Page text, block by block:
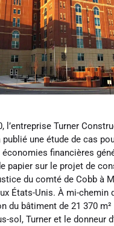
l’entreprise Turner
publié une étude de cas
économies financières
papier sur le projet de
du comté de Cobb à
États-Unis. À mi-chemin
du bâtiment de 21 370
sol, Turner et le donneur